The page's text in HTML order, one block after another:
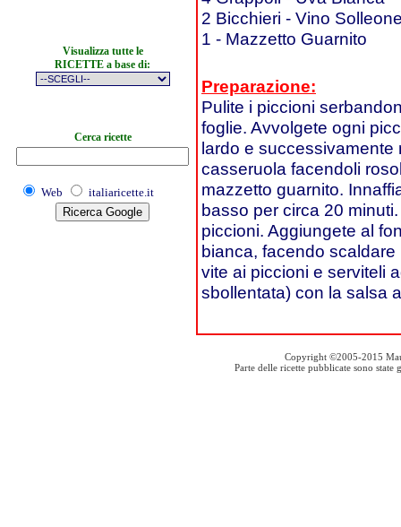
Visualizza tutte le
RICETTE a base di:
Cerca ricette
Web italiaricette.it
2 Bicchieri - Vino
1 - Mazzetto Guarnito
Preparazione:
Pulite i piccioni
foglie. Avvolgete ogni
lardo e successivamente
casseruola facendoli
mazzetto guarnito.
basso per circa 20
piccioni. Aggiungete al
bianca, facendo scaldare
vite ai piccioni e serviteli
sbollentata) con la salsa
Copyright ©2005-2015
Parte delle ricette pubblicate sono state